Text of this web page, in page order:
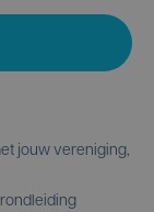
jouw vereniging,